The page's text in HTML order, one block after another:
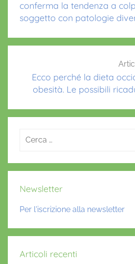
conferma la tendenza a
soggetto con patologie
Ecco perché la dieta
obesità. Le possibili
Ricerca
Newsletter
Per l'iscrizione alla newsletter
Articoli recenti